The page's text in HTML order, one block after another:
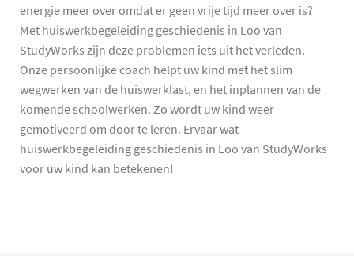
energie meer over omdat er geen vrije tijd meer over is?
Met huiswerkbegeleiding geschiedenis in Loo van
StudyWorks zijn deze problemen iets uit het verleden.
Onze persoonlijke coach helpt uw kind met het slim
wegwerken van de huiswerklast, en het inplannen van de
komende schoolwerken. Zo wordt uw kind weer
gemotiveerd om door te leren. Ervaar wat
huiswerkbegeleiding geschiedenis in Loo van StudyWorks
voor uw kind kan betekenen!